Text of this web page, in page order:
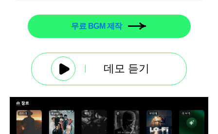
무료 BGM 제작
데모 듣기